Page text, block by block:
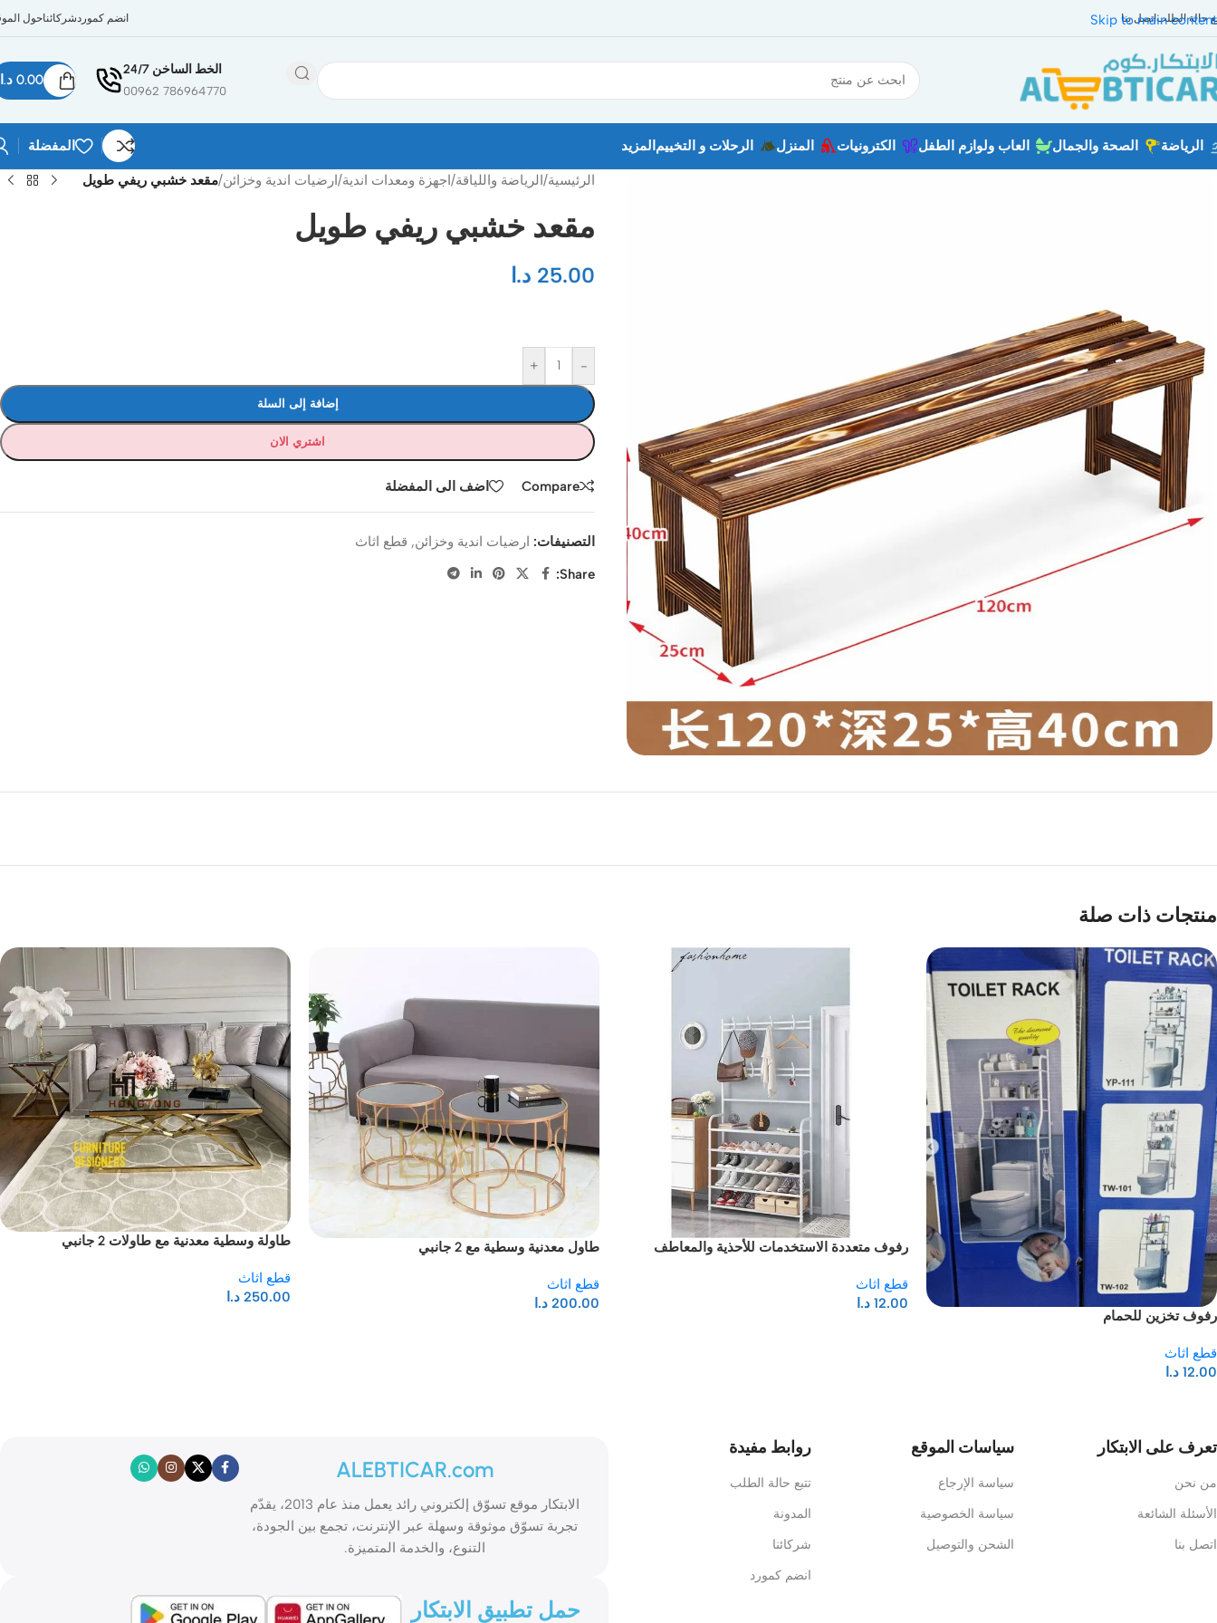
Skip to main content
حالة الطلباتصل بنا انضم كموردشركائناحول
الخط الساخن 24/7
786964770 00962
0.00 د.ا
الرياضة الصحة والجمال العاب ولوازم الطفل الكترونيات المنزل الرحلات و التخييم المزيد المفضلة
الرئيسية/الرياضة واللياقة/اجهزة ومعدات اندية/ارضيات اندية وخزائن/مقعد خشبي ريفي طويل
مقعد خشبي ريفي طويل
25.00 د.ا
-
+
إضافة إلى السلة
اشتري الان
Compare اضف الى المفضلة
التصنيفات: ارضيات اندية وخزائن, قطع اثاث
Share:
منتجات ذات صلة
رفوف تخزين للحمام
قطع اثاث
12.00 د.ا
رفوف متعددة الاستخدمات للأحذية والمعاطف
قطع اثاث
12.00 د.ا
طاول معدنية وسطية مع 2 جانبي
قطع اثاث
200.00 د.ا
طاولة وسطية معدنية مع طاولات 2 جانبي
قطع اثاث
250.00 د.ا
تعرف على الابتكار
من نحن
الأسئلة الشائعة
اتصل بنا
سياسات الموقع
سياسة الإرجاع
سياسة الخصوصية
الشحن والتوصيل
روابط مفيدة
تتبع حالة الطلب
المدونة
شركائنا
انضم كمورد
ALEBTICAR.com
الابتكار موقع تسوّق إلكتروني رائد يعمل منذ عام 2013، يقدّم
تجربة تسوّق موثوقة وسهلة عبر الإنترنت، تجمع بين الجودة،
التنوع، والخدمة المتميزة.
حمل تطبيق الابتكار